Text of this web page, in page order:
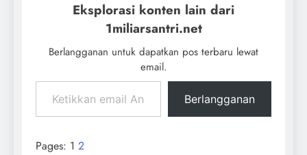
Eksplorasi konten lain dari
1miliarsantri.net
Berlangganan untuk dapatkan pos terbaru lewat
email.
Berlangganan
Pages: 1 2